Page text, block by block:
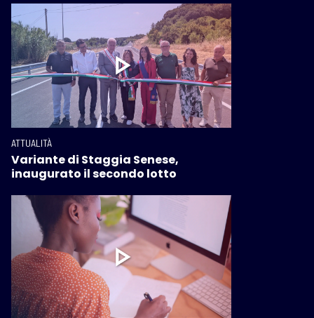
ATTUALITÀ
Variante di Staggia Senese,
inaugurato il secondo lotto